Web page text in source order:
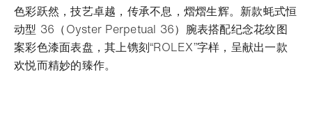
色彩跃然，技艺卓越，传承不息，熠熠生辉。新款蚝式恒
动型 36（Oyster Perpetual 36）腕表搭配纪念花纹图
案彩色漆面表盘，其上镌刻“ROLEX”字样，呈献出一款
欢悦而精妙的臻作。